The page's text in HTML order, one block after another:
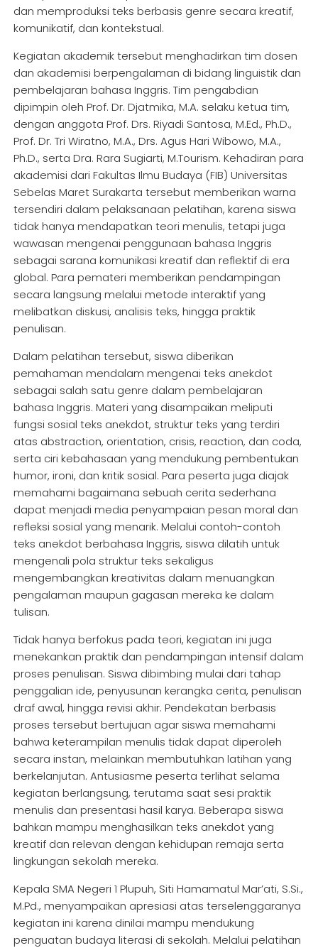
dan memproduksi teks berbasis genre secara kreatif,
komunikatif, dan kontekstual.
Kegiatan akademik tersebut menghadirkan tim dosen
dan akademisi berpengalaman di bidang linguistik dan
pembelajaran bahasa Inggris. Tim pengabdian
dipimpin oleh Prof. Dr. Djatmika, M.A. selaku ketua tim,
dengan anggota Prof. Drs. Riyadi Santosa, M.Ed., Ph.D.,
Prof. Dr. Tri Wiratno, M.A., Drs. Agus Hari Wibowo, M.A.,
Ph.D., serta Dra. Rara Sugiarti, M.Tourism. Kehadiran para
akademisi dari Fakultas Ilmu Budaya (FIB) Universitas
Sebelas Maret Surakarta tersebut memberikan warna
tersendiri dalam pelaksanaan pelatihan, karena siswa
tidak hanya mendapatkan teori menulis, tetapi juga
wawasan mengenai penggunaan bahasa Inggris
sebagai sarana komunikasi kreatif dan reflektif di era
global. Para pemateri memberikan pendampingan
secara langsung melalui metode interaktif yang
melibatkan diskusi, analisis teks, hingga praktik
penulisan.
Dalam pelatihan tersebut, siswa diberikan
pemahaman mendalam mengenai teks anekdot
sebagai salah satu genre dalam pembelajaran
bahasa Inggris. Materi yang disampaikan meliputi
fungsi sosial teks anekdot, struktur teks yang terdiri
atas abstraction, orientation, crisis, reaction, dan coda,
serta ciri kebahasaan yang mendukung pembentukan
humor, ironi, dan kritik sosial. Para peserta juga diajak
memahami bagaimana sebuah cerita sederhana
dapat menjadi media penyampaian pesan moral dan
refleksi sosial yang menarik. Melalui contoh-contoh
teks anekdot berbahasa Inggris, siswa dilatih untuk
mengenali pola struktur teks sekaligus
mengembangkan kreativitas dalam menuangkan
pengalaman maupun gagasan mereka ke dalam
tulisan.
Tidak hanya berfokus pada teori, kegiatan ini juga
menekankan praktik dan pendampingan intensif dalam
proses penulisan. Siswa dibimbing mulai dari tahap
penggalian ide, penyusunan kerangka cerita, penulisan
draf awal, hingga revisi akhir. Pendekatan berbasis
proses tersebut bertujuan agar siswa memahami
bahwa keterampilan menulis tidak dapat diperoleh
secara instan, melainkan membutuhkan latihan yang
berkelanjutan. Antusiasme peserta terlihat selama
kegiatan berlangsung, terutama saat sesi praktik
menulis dan presentasi hasil karya. Beberapa siswa
bahkan mampu menghasilkan teks anekdot yang
kreatif dan relevan dengan kehidupan remaja serta
lingkungan sekolah mereka.
Kepala SMA Negeri 1 Plupuh, Siti Hamamatul Mar’ati, S.Si.,
M.Pd., menyampaikan apresiasi atas terselenggaranya
kegiatan ini karena dinilai mampu mendukung
penguatan budaya literasi di sekolah. Melalui pelatihan